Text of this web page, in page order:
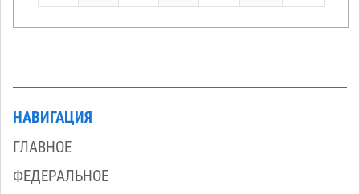
НАВИГАЦИЯ
ГЛАВНОЕ
ФЕДЕРАЛЬНОЕ